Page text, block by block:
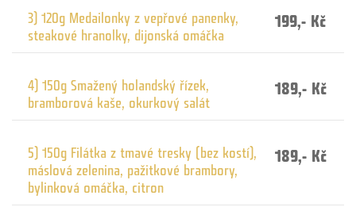
3) 120g Medailonky z vepřové panenky,
steakové hranolky, dijonská omáčka 199,- Kč
4) 150g Smažený holandský řízek,
bramborová kaše, okurkový salát 189,- Kč
5) 150g Filátka z tmavé tresky (bez kostí),
máslová zelenina, pažitkové brambory,
bylinková omáčka, citron
189,- Kč